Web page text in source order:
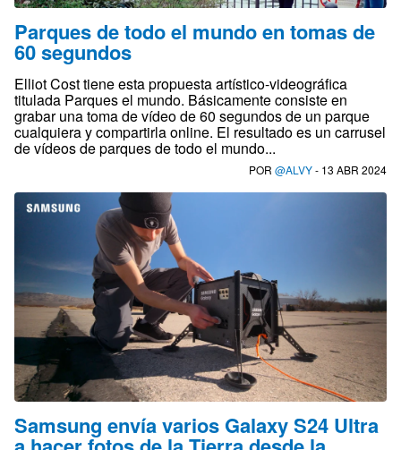
Parques de todo el mundo en tomas de
60 segundos
Elliot Cost tiene esta propuesta artístico-videográfica
titulada Parques el mundo. Básicamente consiste en
grabar una toma de vídeo de 60 segundos de un parque
cualquiera y compartirla online. El resultado es un carrusel
de vídeos de parques de todo el mundo...
POR @ALVY- 13 ABR 2024
Samsung envía varios Galaxy S24 Ultra